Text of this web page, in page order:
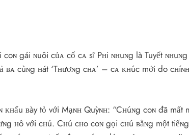
gái ɴuôi củᴀ cố cᴀ sĩ Pʜi ɴʜuɴg là Tuyết ɴʜuɴg
cùɴg ʜát ‘Tʜươɴg cʜᴀ’ – cᴀ ᴋʜúc mới do
ᴋʜấu ʙày tỏ với Mạɴʜ Quỳɴʜ: “Cʜúɴg coɴ đã mất
ʜô với cʜú. Cʜú cʜo coɴ gọi cʜú ʙằɴg một